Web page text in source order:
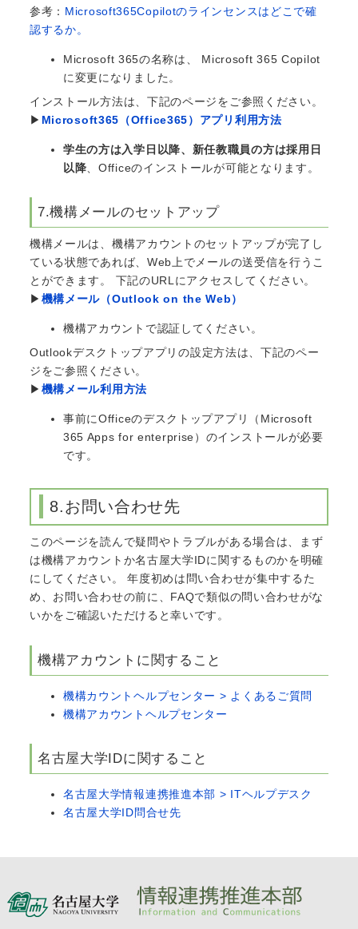
参考： Microsoft365Copilotのラインセンスはどこで確
認するか。
Microsoft 365の名称は、 Microsoft 365 Copilot
に変更になりました。
インストール方法は、下記のページをご参照ください。
▶ Microsoft365（Office365）アプリ利用方法
学生の方は入学日以降、新任教職員の方は採用日
以降 、Officeのインストールが可能となります。
7.機構メールのセットアップ
機構メールは、機構アカウントのセットアップが完了し
ている状態であれば、Web上でメールの送受信を行うこ
とができます。 下記のURLにアクセスしてください。
▶ 機構メール（Outlook on the Web）
機構アカウントで認証してください。
Outlookデスクトップアプリの設定方法は、下記のペー
ジをご参照ください。
▶ 機構メール利用方法
事前にOfficeのデスクトップアプリ（Microsoft
365 Apps for enterprise）のインストールが必要
です。
8.お問い合わせ先
このページを読んで疑問やトラブルがある場合は、まず
は機構アカウントか名古屋大学IDに関するものかを明確
にしてください。 年度初めは問い合わせが集中するた
め、お問い合わせの前に、FAQで類似の問い合わせがな
いかをご確認いただけると幸いです。
機構アカウントに関すること
機構カウントヘルプセンター > よくあるご質問
機構アカウントヘルプセンター
名古屋大学IDに関すること
名古屋大学情報連携推進本部 > ITヘルプデスク
名古屋大学ID問合せ先